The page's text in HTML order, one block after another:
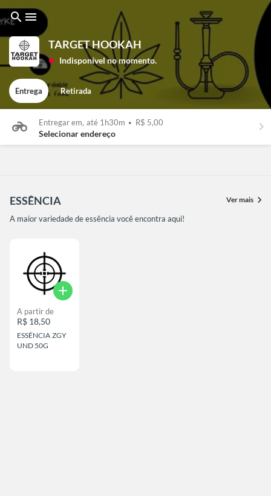
search menu
TARGET HOOKAH
lens Indisponível no momento.
Entrega Retirada
Entregar em, até 1h30m • R$ 5,00
Selecionar endereço keyboard_arrow_right
ESSÊNCIA
A maior variedade de essência você encontra aqui!
Ver mais chevron_right
ESSÊNCIA ZGY
UND 50G
A partir de
R$ 18,50
add